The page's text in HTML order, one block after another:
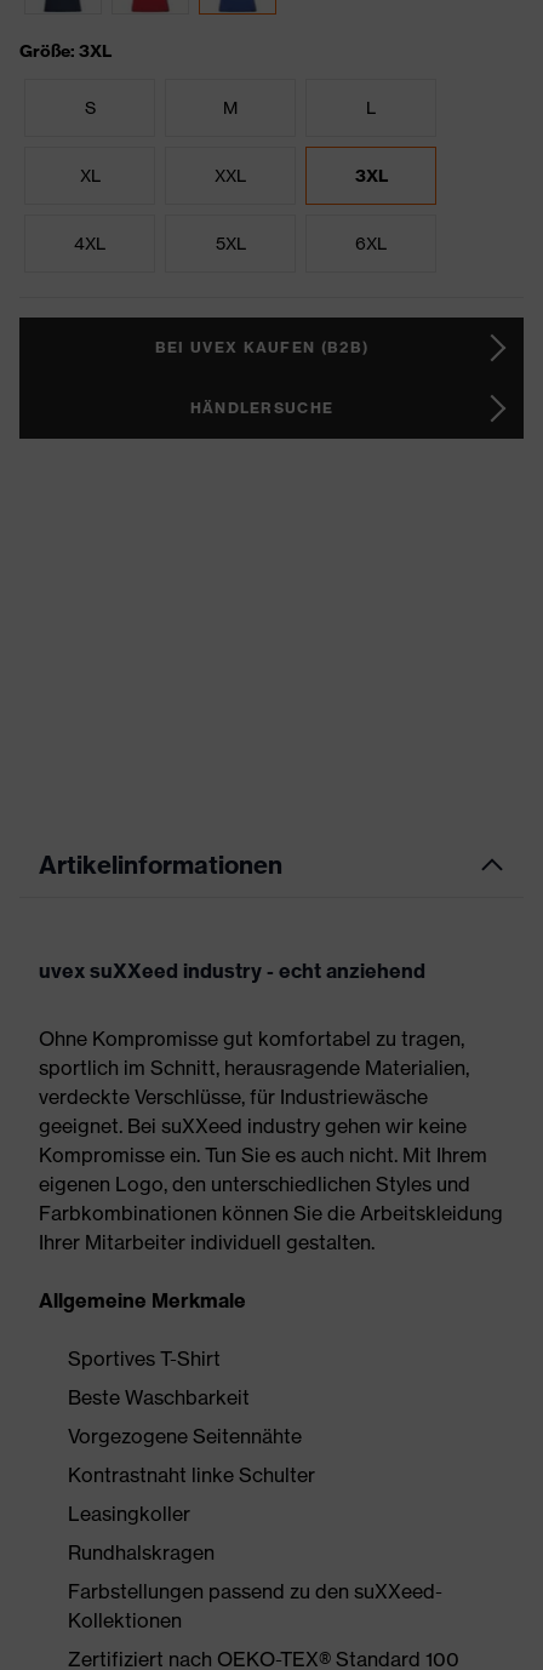
Größe: 3XL
S M L
XL XXL 3XL
4XL 5XL 6XL
BEI UVEX KAUFEN (B2B)
HÄNDLERSUCHE
Artikelinformationen
uvex suXXeed industry - echt anziehend
Ohne Kompromisse gut komfortabel zu tragen,
sportlich im Schnitt, herausragende Materialien,
verdeckte Verschlüsse, für Industriewäsche
geeignet. Bei suXXeed industry gehen wir keine
Kompromisse ein. Tun Sie es auch nicht. Mit Ihrem
eigenen Logo, den unterschiedlichen Styles und
Farbkombinationen können Sie die Arbeitskleidung
Ihrer Mitarbeiter individuell gestalten.
Allgemeine Merkmale
Sportives T-Shirt
Beste Waschbarkeit
Vorgezogene Seitennähte
Kontrastnaht linke Schulter
Leasingkoller
Rundhalskragen
Farbstellungen passend zu den suXXeed-
Kollektionen
Zertifiziert nach OEKO-TEX® Standard 100